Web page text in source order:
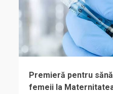
Premieră pentru
femeii la